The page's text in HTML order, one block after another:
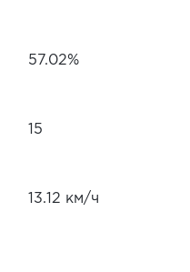
57.02%
15
13.12 км/ч